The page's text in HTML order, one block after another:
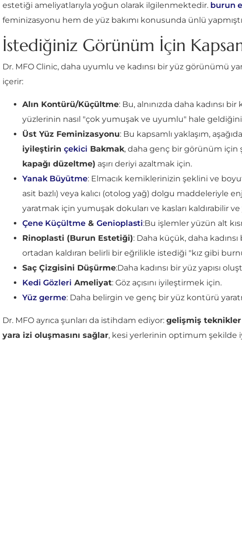
estetiği ameliyatlarıyla yoğun olarak ilgilenmektedir. burun
feminizasyonu hem de yüz bakımı konusunda ünlü
İstediğiniz Görünüm İçin
Dr. MFO Clinic, daha uyumlu ve kadınsı bir yüz görünümü
içerir:
Alın Kontürü/Küçültme: Bu, alnınızda daha kadınsı
yüzlerinin nasıl "çok yumuşak ve uyumlu" hale
Üst Yüz Feminizasyonu: Bu kapsamlı yaklaşım,
iyileştirin çekici Bakmak, daha genç bir görünüm için
kapağı düzeltme) aşırı deriyi azaltmak için.
Yanak Büyütme: Elmacık kemiklerinizin şeklini ve
asit bazlı) veya kalıcı (otolog yağ) dolgu maddeleriyle
yaratmak için yumuşak dokuları ve kasları kaldırabilir
Çene Küçültme & Genioplasti:Bu işlemler yüzün alt
Rinoplasti (Burun Estetiği): Daha küçük, daha
ortadan kaldıran belirli bir eğrilikle istediği "kız gibi
Saç Çizgisini Düşürme:Daha kadınsı bir yüz yapısı
Kedi Gözleri Ameliyat: Göz açısını iyileştirmek için.
Yüz germe: Daha belirgin ve genç bir yüz kontürü
Dr. MFO ayrıca şunları da istihdam ediyor: gelişmiş teknikler
yara izi oluşmasını sağlar, kesi yerlerinin optimum şekilde